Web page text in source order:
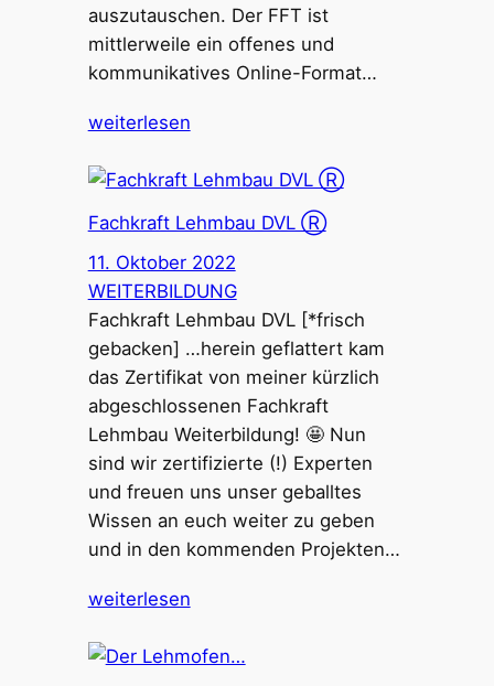
auszutauschen. Der FFT ist
mittlerweile ein offenes und
kommunikatives Online-Format…
weiterlesen
Fachkraft Lehmbau DVL Ⓡ
11. Oktober 2022
WEITERBILDUNG
Fachkraft Lehmbau DVL [*frisch
gebacken] …herein geflattert kam
das Zertifikat von meiner kürzlich
abgeschlossenen Fachkraft
Lehmbau Weiterbildung! 🤩 Nun
sind wir zertifizierte (!) Experten
und freuen uns unser geballtes
Wissen an euch weiter zu geben
und in den kommenden Projekten…
weiterlesen